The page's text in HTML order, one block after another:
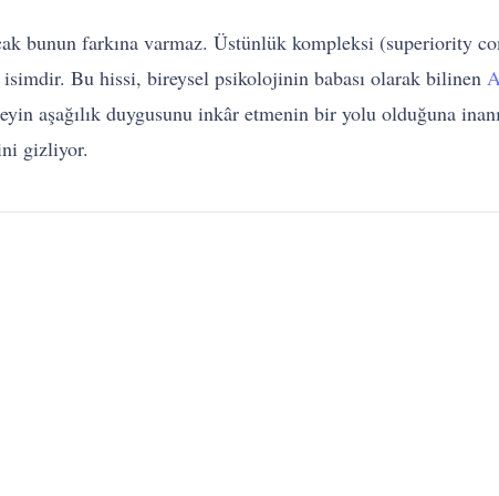
bunun farkına varmaz. Üstünlük kompleksi (superiority
Bu hissi, bireysel psikolojinin babası olarak bilinen
aşağılık duygusunu inkâr etmenin bir yolu olduğuna
gizliyor.